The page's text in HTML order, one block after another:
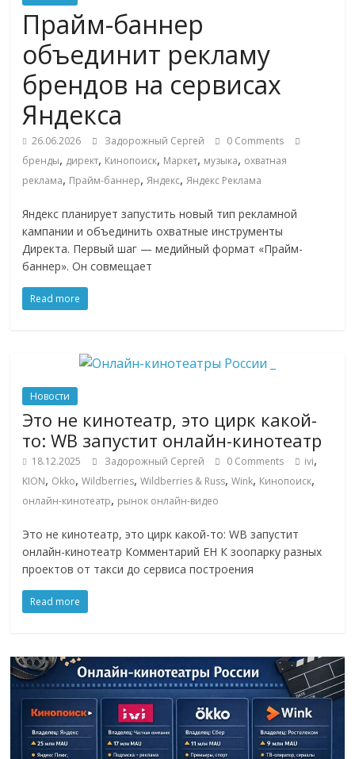
Commerce,
омниканальном
ритейле,
логистике,
технологиях,
соцсетях
Commerce,
ритейле,
логистике,
соцсетях.
Нам
важно,
как
знать
как
Сеть
людей
и
обсудить
эти
изменения
Прайм-баннер
объединит рекламу
брендов на сервисах
Яндекса
26.06.2026 Задорожный Сергей
0 Comments
бренды, директ, Кинопоиск, Маркет, музыка, охватная
реклама, Прайм-баннер,Яндекс,Яндекс Реклама
Яндекс планирует запустить новый тип рекламной
кампании и объединить охватные инструменты
Директа. Первый шаг — медийный формат «Прайм-
баннер». Он совмещает
Read more
Новости
Это не кинотеатр, это цирк какой-
то: WB запустит онлайн-кинотеатр
18.12.2025 Задорожный Сергей 0 Comments ivi,
KION, Okko,Wildberries,Wildberries & Russ,Wink, Кинопоиск,
онлайн-кинотеатр, рынок онлайн-видео
Это не кинотеатр, это цирк какой-то: WB запустит
онлайн-кинотеатр Комментарий EH К зоопарку разных
проектов от такси до сервиса построения
Read more